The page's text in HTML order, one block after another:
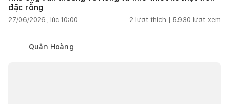
đặc rỗng
27/06/2026, lúc 10:00 2 lượt thích | 5.930 lượt xem
Quân Hoàng